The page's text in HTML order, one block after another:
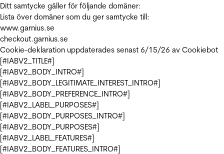
Ditt samtycke gäller för följande domäner:
Lista över domäner som du ger samtycke till:
www.garnius.se
checkout.garnius.se
Cookie-deklaration uppdaterades senast 6/15/26 av Cookiebot
[#IABV2_TITLE#]
[#IABV2_BODY_INTRO#]
[#IABV2_BODY_LEGITIMATE_INTEREST_INTRO#]
[#IABV2_BODY_PREFERENCE_INTRO#]
[#IABV2_LABEL_PURPOSES#]
[#IABV2_BODY_PURPOSES_INTRO#]
[#IABV2_BODY_PURPOSES#]
[#IABV2_LABEL_FEATURES#]
[#IABV2_BODY_FEATURES_INTRO#]